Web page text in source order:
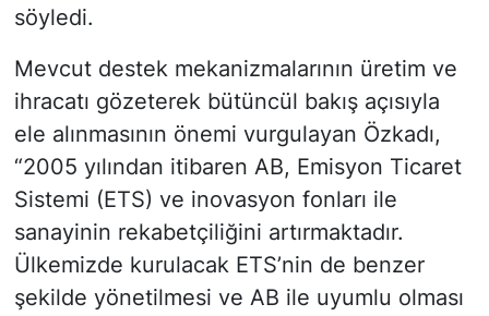
söyledi.
Mevcut destek mekanizmalarının üretim ve
ihracatı gözeterek bütüncül bakış açısıyla
ele alınmasının önemi vurgulayan Özkadı,
“2005 yılından itibaren AB, Emisyon Ticaret
Sistemi (ETS) ve inovasyon fonları ile
sanayinin rekabetçiliğini artırmaktadır.
Ülkemizde kurulacak ETS’nin de benzer
şekilde yönetilmesi ve AB ile uyumlu olması